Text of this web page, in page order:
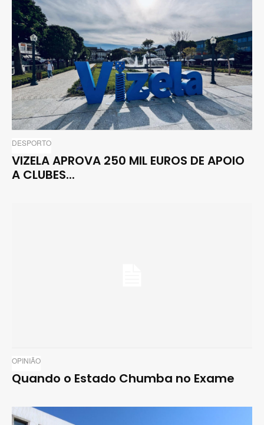
DESPORTO
VIZELA APROVA 250 MIL EUROS DE APOIO
A CLUBES...
OPINIÃO
Quando o Estado Chumba no Exame